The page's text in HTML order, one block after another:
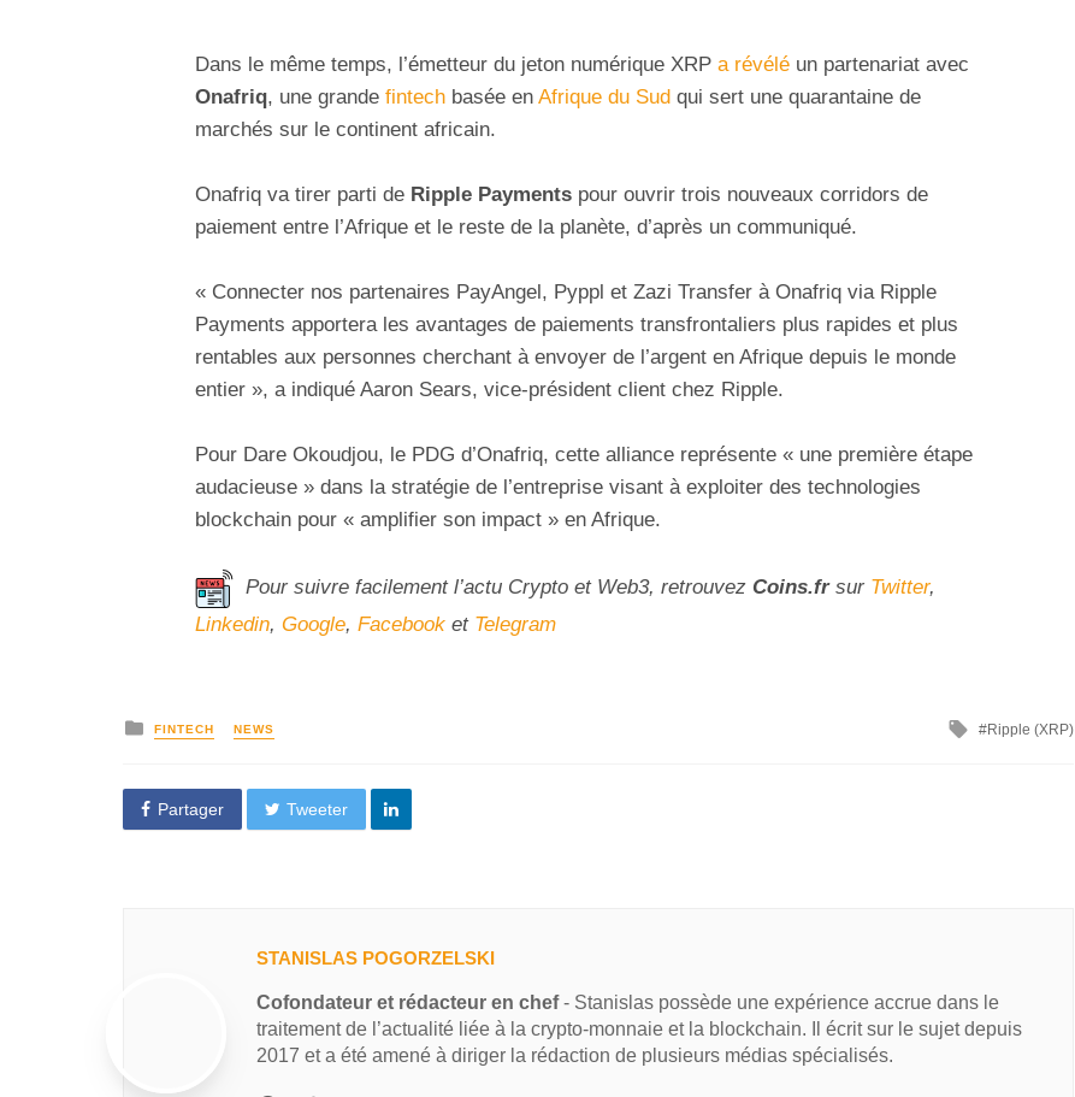
Dans le même temps, l’émetteur du jeton numérique XRP a révélé un partenariat avec
Onafriq, une grande fintech basée en Afrique du Sud qui sert une quarantaine de
marchés sur le continent africain.
Onafriq va tirer parti de Ripple Payments pour ouvrir trois nouveaux corridors de
paiement entre l’Afrique et le reste de la planète, d’après un communiqué.
« Connecter nos partenaires PayAngel, Pyppl et Zazi Transfer à Onafriq via Ripple
Payments apportera les avantages de paiements transfrontaliers plus rapides et plus
rentables aux personnes cherchant à envoyer de l’argent en Afrique depuis le monde
entier », a indiqué Aaron Sears, vice-président client chez Ripple.
Pour Dare Okoudjou, le PDG d’Onafriq, cette alliance représente « une première étape
audacieuse » dans la stratégie de l’entreprise visant à exploiter des technologies
blockchain pour « amplifier son impact » en Afrique.
Pour suivre facilement l’actu Crypto et Web3, retrouvez Coins.fr sur Twitter,
Linkedin, Google, Facebook et Telegram
FINTECH NEWS Ripple (XRP)
Partager Tweeter
STANISLAS POGORZELSKI
Cofondateur et rédacteur en chef- Stanislas possède une expérience accrue dans le
traitement de l’actualité liée à la crypto-monnaie et la blockchain. Il écrit sur le sujet depuis
2017 et a été amené à diriger la rédaction de plusieurs médias spécialisés.